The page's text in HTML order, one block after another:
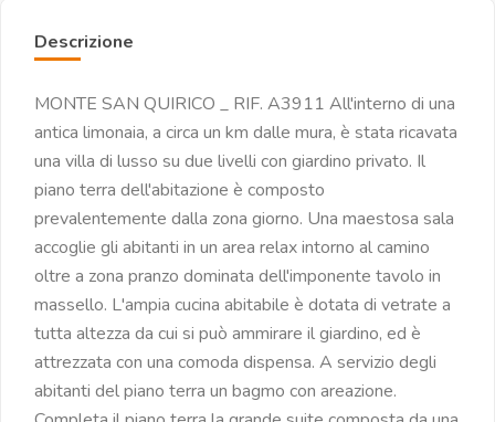
Descrizione
MONTE SAN QUIRICO _ RIF. A3911 All'interno di una
antica limonaia, a circa un km dalle mura, è stata ricavata
una villa di lusso su due livelli con giardino privato. Il
piano terra dell'abitazione è composto
prevalentemente dalla zona giorno. Una maestosa sala
accoglie gli abitanti in un area relax intorno al camino
oltre a zona pranzo dominata dell'imponente tavolo in
massello. L'ampia cucina abitabile è dotata di vetrate a
tutta altezza da cui si può ammirare il giardino, ed è
attrezzata con una comoda dispensa. A servizio degli
abitanti del piano terra un bagmo con areazione.